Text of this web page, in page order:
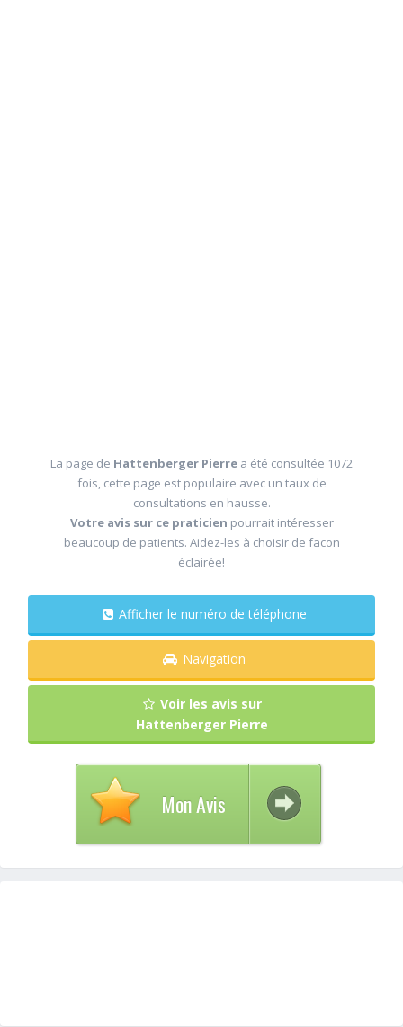
La page de Hattenberger Pierre a été consultée 1072
fois, cette page est populaire avec un taux de
consultations en hausse.
Votre avis sur ce praticien pourrait intéresser
beaucoup de patients. Aidez-les à choisir de facon
éclairée!
Afficher le numéro de téléphone
Navigation
Voir les avis sur
Hattenberger Pierre
Mon Avis